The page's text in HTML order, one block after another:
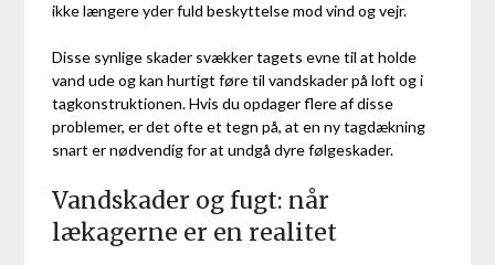
ikke længere yder fuld beskyttelse mod vind og vejr.
Disse synlige skader svækker tagets evne til at holde
vand ude og kan hurtigt føre til vandskader på loft og i
tagkonstruktionen. Hvis du opdager flere af disse
problemer, er det ofte et tegn på, at en ny tagdækning
snart er nødvendig for at undgå dyre følgeskader.
Vandskader og fugt: når
lækagerne er en realitet